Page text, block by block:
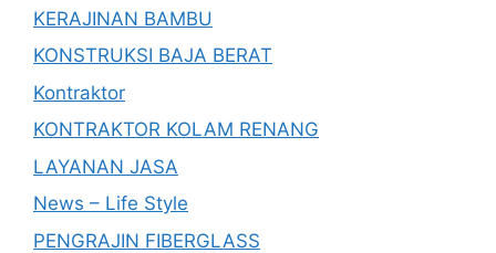
KERAJINAN BAMBU
KONSTRUKSI BAJA BERAT
Kontraktor
KONTRAKTOR KOLAM RENANG
LAYANAN JASA
News – Life Style
PENGRAJIN FIBERGLASS